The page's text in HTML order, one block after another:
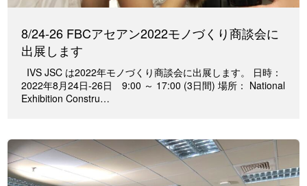
8/24-26 FBCアセアン2022モノづくり商談会に
出展します
IVS JSC は2022年モノづくり商談会に出展します。 日時：
2022年8月24日-26日 9:00 ～ 17:00 (3日間) 場所： National
Exhibition Constru…